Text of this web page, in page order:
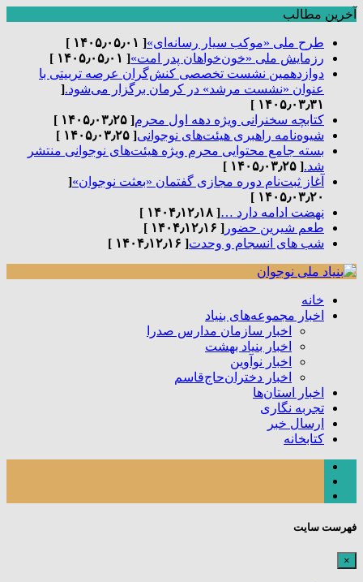
آخرین مطالب
طرح ملی «موکب سیار رسانه‌ای»[ ۱۴۰۵٫۰۵٫۰۱ ]
رزمایش ملی «خون‌خواهان پدر امت»[ ۱۴۰۵٫۰۵٫۰۱ ]
دوازدهمین نشست تخصصی کنش‌گران عرصه تربیتی با
عنوان «نشست مرشد» در کرمان برگزار می‌شود.[
۱۴۰۵٫۰۳٫۳۱ ]
کتابچه سخنرانی ویژه دهه اول محرم[ ۱۴۰۵٫۰۳٫۲۵ ]
شیوه‌نامه راهبری هیئت‌های نوجوانی[ ۱۴۰۵٫۰۳٫۲۵ ]
بسته جامع محتوایی محرم ویژه هیئت‌های نوجوانی منتشر
شد.[ ۱۴۰۵٫۰۳٫۲۵ ]
آغاز ثبت‌نام دوره مجازی گفتمان «بعثت نوجوان»[
۱۴۰۵٫۰۳٫۲۰ ]
نهضت ادامه دارد …[ ۱۴۰۴٫۱۲٫۱۸ ]
طعم شیرین حضور [ ۱۴۰۴٫۱۲٫۱۶ ]
شب های انسجام و وحدت[ ۱۴۰۴٫۱۲٫۱۶ ]
خانه
اخبار مجموعه‌های بنیاد
اخبار سازمان مدارس صدرا
اخبار بنیاد بهشت
اخبار نوآوین
اخبار دختران‌حاج‌قاسم
اخبار استان‌ها
تجربه نگاری
ارسال خبر
کتابخانه
فهرست سایت
×